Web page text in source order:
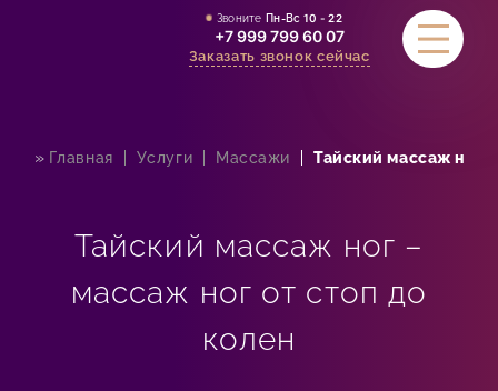
Звоните Пн-Вс 10 - 22
+7 999 799 60 07
Заказать звонок сейчас
УСЛУГИ
» Главная Услуги Массажи Тайский массаж ног
Тайский массаж ног –
массаж ног от стоп до
колен